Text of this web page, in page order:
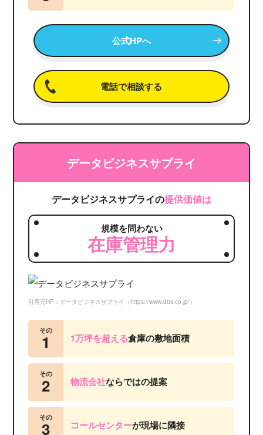
公式HPへ
電話で相談する
データビジネスサプライ
データビジネスサプライの提供価値は
規模を問わない
在庫管理力
引用元HP：データビジネスサプライ（https://www.dbs.co.jp/）
その
1 1万坪を超える倉庫の敷地面積
その
2 物流会社ならではの提案
その
3 コールセンターが現場に隣接